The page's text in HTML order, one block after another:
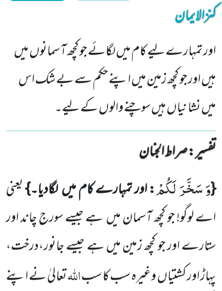
کنزالایمان
اور تمہارے لیے کام میں لگائے جو کچھ آسمانوں میں
ہیں اور جو کچھ زمین میں اپنے حکم سے بے شک اس
میں نشا نیاں ہیں سوچنے والوں کے لیے۔
تفسیر : ‎صراط الجنان
{وَ سَخَّرَ لَكُمْ: اور تمہارے کام میںلگادیا۔}یعنی
اے لوگو! جو کچھ آسمان میںہے جیسے سورج چاند اور
ستارے اور جوکچھ زمین میں ہے جیسے جانور،درخت،
پہاڑ اور کشتیاںوغیرہ سب کا سباللہتعالیٰ نے اپنے